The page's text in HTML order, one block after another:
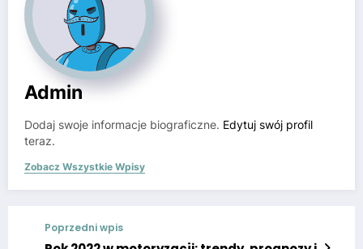
Admin
Dodaj swoje informacje biograficzne. Edytuj swój profil
teraz.
Zobacz Wszystkie Wpisy
Poprzedni wpis